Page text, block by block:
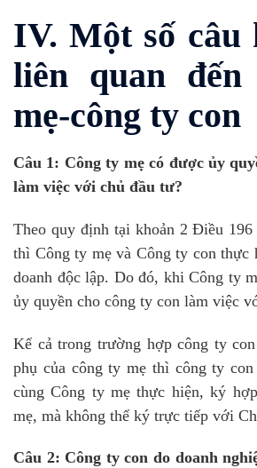
IV. Một số câu
liên quan
mẹ-công ty con
Câu 1: Công ty mẹ có được ủy
làm việc với chủ đầu tư?
Theo quy định tại khoản 2 Điều 196
thì Công ty mẹ và Công ty con thực
doanh độc lập. Do đó, khi Công ty
ủy quyền cho công ty con làm việc
Kể cả trong trường hợp công ty
phụ của công ty mẹ thì công ty
cùng Công ty mẹ thực hiện, ký
mẹ, mà không thể ký trực tiếp với
Câu 2: Công ty con do doanh